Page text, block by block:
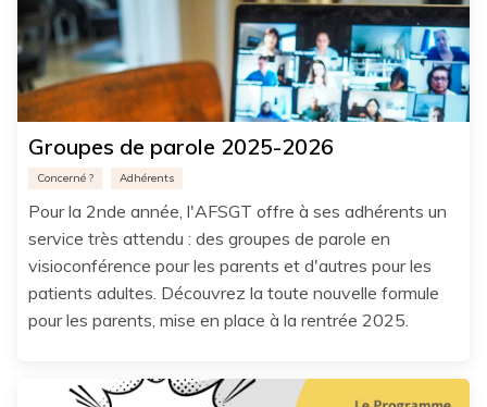
Groupes de parole 2025-2026
Concerné ? Adhérents
Pour la 2nde année, l'AFSGT offre à ses adhérents un
service très attendu : des groupes de parole en
visioconférence pour les parents et d'autres pour les
patients adultes. Découvrez la toute nouvelle formule
pour les parents, mise en place à la rentrée 2025.